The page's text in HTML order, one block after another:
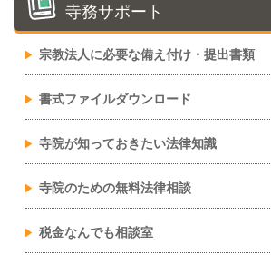
寺務サポート
宗教法人に必要な備え付け・提出書類
書式ファイルダウンロード
寺院が知っておきたい法律知識
寺院のための無料法律相談
税金なんでも相談室